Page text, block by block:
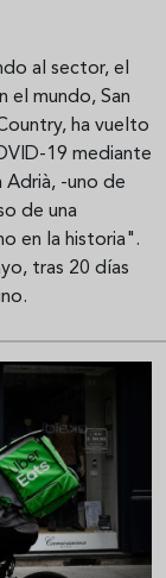
al sector, el
el mundo, San
ha vuelto
19 mediante
Adrià, -uno de
de una
en la historia".
tras 20 días